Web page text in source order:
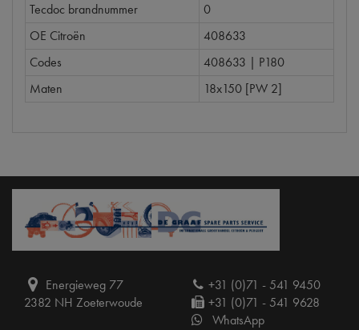
Tecdoc brandnummer
0
OE Citroën
408633
Codes
408633 | P180
Maten
18x150 [PW 2]
Energieweg 77
2382 NH Zoeterwoude
+31 (0)71 - 541 9450
+31 (0)71 - 541 9628
WhatsApp